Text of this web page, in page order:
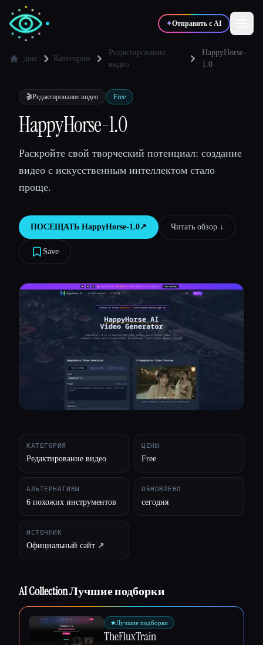
✦Отправить с AI
💻Разработчики
🎓Студенты 🎬Креаторы
Блог
Сравнить инструменты
Все категории
дом Категории
Редактирование
видео
HappyHorse-
1.0
🎬Редактирование видео Free
HappyHorse-1.0
Раскройте свой творческий потенциал: создание
видео с искусственным интеллектом стало
проще.
ПОСЕЩАТЬ HappyHorse-1.0↗︎ Читать обзор ↓︎
Save
КАТЕГОРИЯ
Редактирование видео
ЦЕНЫ
Free
АЛЬТЕРНАТИВЫ
6 похожих инструментов
ОБНОВЛЕНО
сегодня
ИСТОЧНИК
Официальный сайт ↗︎
AI Collection Лучшие подборки
★Лучшие подборки
TheFluxTrain